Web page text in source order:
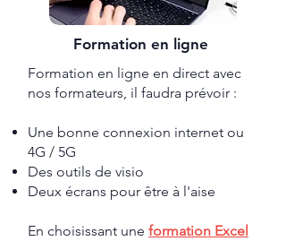
Formation en ligne
Formation en ligne en direct avec
nos formateurs​, il faudra prévoir :
Une bonne connexion internet ou
4G / 5G
Des outils de visio
Deux écrans pour être à l'aise
En choisissant une formation Excel